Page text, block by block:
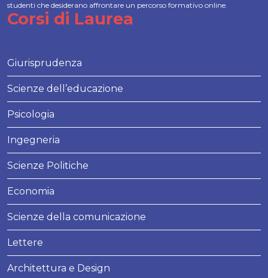
studenti che desiderano affrontare un percorso formativo online.
Corsi di Laurea
Giurisprudenza
Scienze dell’educazione
Psicologia
Ingegneria
Scienze Politiche
Economia
Scienze della comunicazione
Lettere
Architettura e Design